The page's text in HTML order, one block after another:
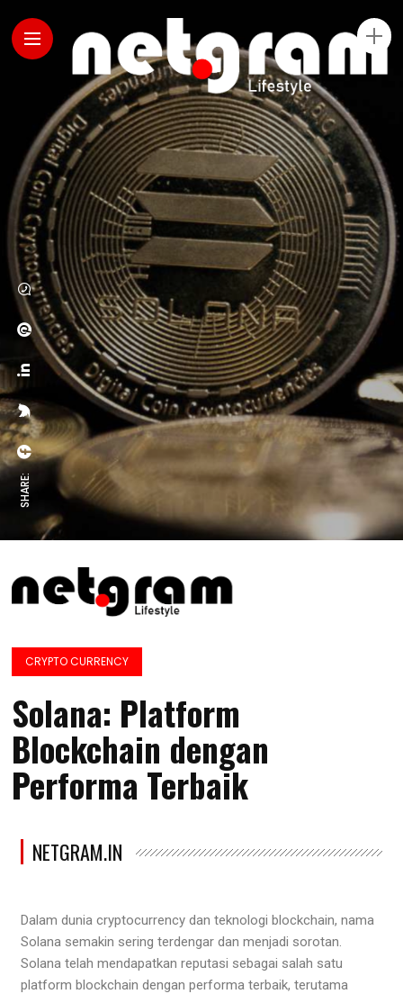
SHARE:
CRYPTO CURRENCY
Solana: Platform
Blockchain dengan
Performa Terbaik
NETGRAM.IN
Dalam dunia cryptocurrency dan teknologi blockchain, nama
Solana semakin sering terdengar dan menjadi sorotan.
Solana telah mendapatkan reputasi sebagai salah satu
platform blockchain dengan performa terbaik, terutama